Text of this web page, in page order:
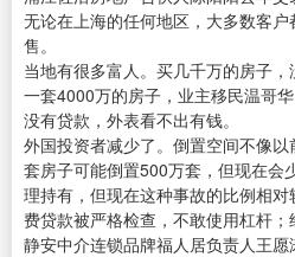
无论在上海的任何地区，大多数客
售。
当地有很多富人。买几千万的房子
一套4000万的房子，业主移民温哥
没有贷款，外表看不出有钱。
外国投资者减少了。倒置空间不像
套房子可能倒置500万套，但现在会
理持有，但现在这种事故的比例相
费贷款被严格检查，不敢使用杠杆；
静安中介连锁品牌福人居负责人王